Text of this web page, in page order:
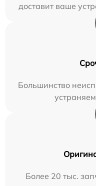
доставит ваше
Большинство
Более 20 тыс.